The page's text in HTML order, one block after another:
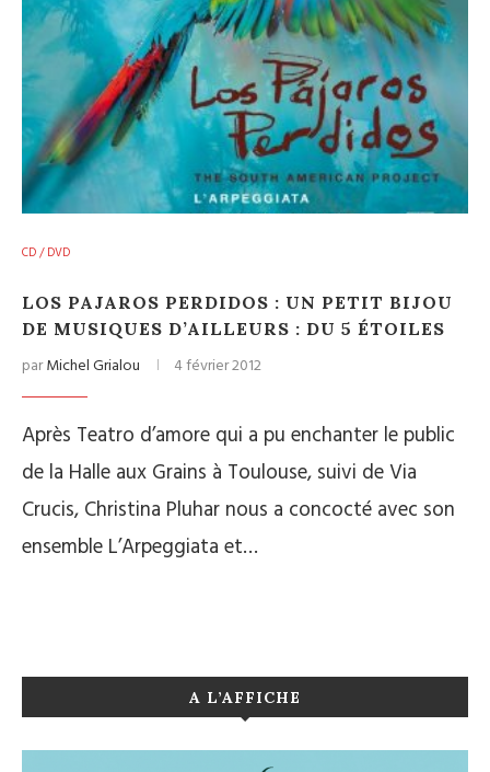
CD / DVD
LOS PAJAROS PERDIDOS : UN PETIT BIJOU
DE MUSIQUES D’AILLEURS : DU 5 ÉTOILES
parMichel Grialou 4 février 2012
Après Teatro d’amore qui a pu enchanter le public
de la Halle aux Grains à Toulouse, suivi de Via
Crucis, Christina Pluhar nous a concocté avec son
ensemble L’Arpeggiata et…
A L’AFFICHE